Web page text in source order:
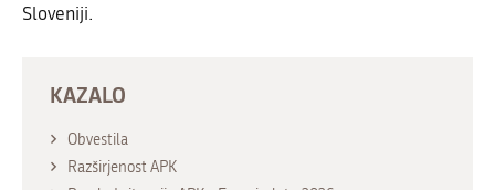
O spletnem mestu
Sloveniji.
KAZALO
Obvestila
Razširjenost APK